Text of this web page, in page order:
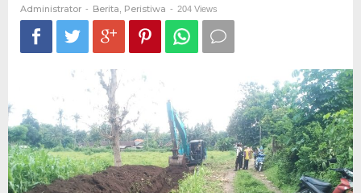
Drainase
dengan
Berat
Administrator - Berita, Peristiwa - 204 Views